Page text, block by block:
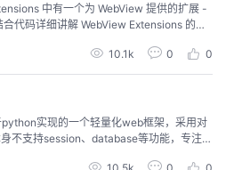
中有一个为 WebView 提供的扩展 -
代码详细讲解 WebView Extensions 的实
展，官方示例应用中并没有对应示例，我
10.1k 0 0
不支持session、database等功能，专注于